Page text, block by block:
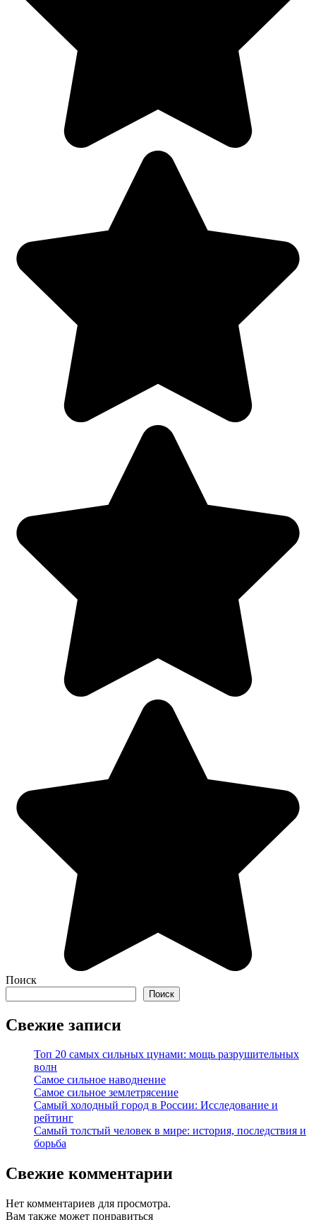
Поиск
Поиск
Свежие записи
Топ 20 самых сильных цунами: мощь разрушительных
волн
Самое сильное наводнение
Самое сильное землетрясение
Самый холодный город в России: Исследование и
рейтинг
Самый толстый человек в мире: история, последствия и
борьба
Свежие комментарии
Нет комментариев для просмотра.
Вам также может понравиться